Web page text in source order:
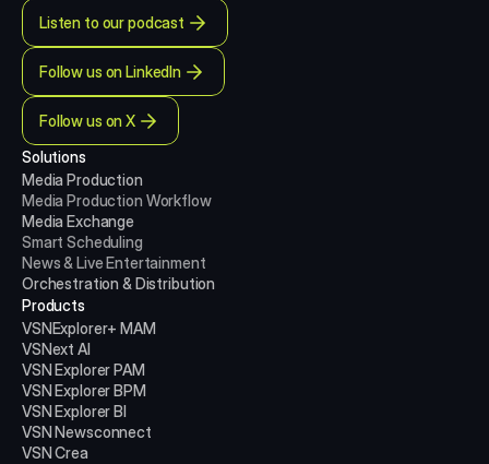
Listen to our podcast
Follow us on LinkedIn
Follow us on X
Solutions
Media Production
Media Production Workflow
Media Exchange
Smart Scheduling
News & Live Entertainment
Orchestration & Distribution
Products
VSNExplorer+ MAM
VSNext AI
VSN Explorer PAM
VSN Explorer BPM
VSN Explorer BI
VSN Newsconnect
VSN Crea